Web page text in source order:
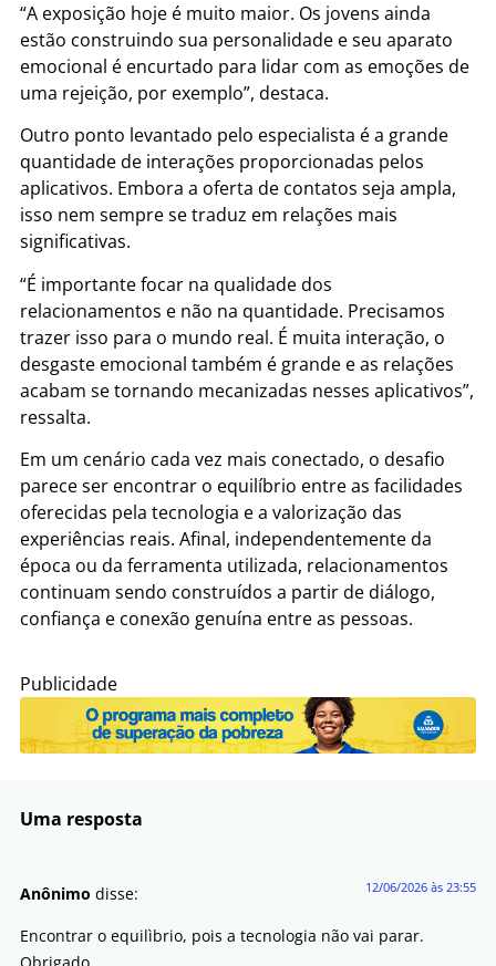
“A exposição hoje é muito maior. Os jovens ainda
estão construindo sua personalidade e seu aparato
emocional é encurtado para lidar com as emoções de
uma rejeição, por exemplo”, destaca.
Outro ponto levantado pelo especialista é a grande
quantidade de interações proporcionadas pelos
aplicativos. Embora a oferta de contatos seja ampla,
isso nem sempre se traduz em relações mais
significativas.
“É importante focar na qualidade dos
relacionamentos e não na quantidade. Precisamos
trazer isso para o mundo real. É muita interação, o
desgaste emocional também é grande e as relações
acabam se tornando mecanizadas nesses aplicativos”,
ressalta.
Em um cenário cada vez mais conectado, o desafio
parece ser encontrar o equilíbrio entre as facilidades
oferecidas pela tecnologia e a valorização das
experiências reais. Afinal, independentemente da
época ou da ferramenta utilizada, relacionamentos
continuam sendo construídos a partir de diálogo,
confiança e conexão genuína entre as pessoas.
Publicidade
Uma resposta
Anônimo disse: 12/06/2026 às 23:55
Encontrar o equilìbrio, pois a tecnologia não vai parar.